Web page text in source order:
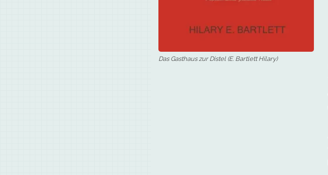
Das Gasthaus zur Distel (E. Bartlett Hilary)